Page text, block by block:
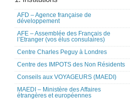
AFD – Agence française de
développement
AFE – Assemblée des Français de
l’Etranger (vos élus consulaires)
Centre Charles Peguy à Londres
Centre des IMPOTS des Non Résidents
Conseils aux VOYAGEURS (MAEDI)
MAEDI – Ministère des Affaires
étrangères et européennes